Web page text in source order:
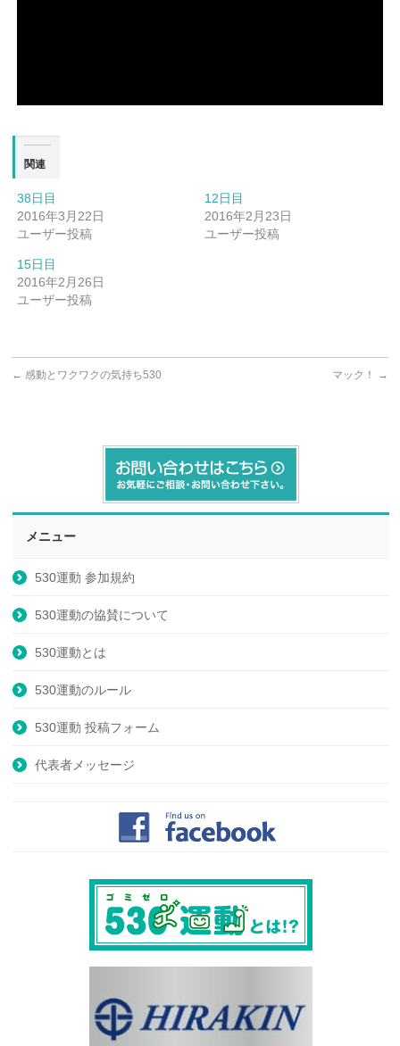
関連
38日目
2016年3月22日
ユーザー投稿
12日目
2016年2月23日
ユーザー投稿
15日目
2016年2月26日
ユーザー投稿
← 感動とワクワクの気持ち530 マック！ →
メニュー
530運動 参加規約
530運動の協賛について
530運動とは
530運動のルール
530運動 投稿フォーム
代表者メッセージ